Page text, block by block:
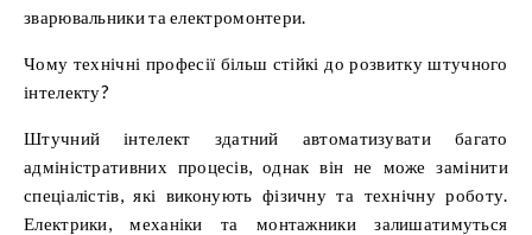
зварювальники та електромонтери.
Чому технічні професії більш стійкі до розвитку штучного
інтелекту?
Штучний інтелект здатний автоматизувати багато
адміністративних процесів, однак він не може замінити
спеціалістів, які виконують фізичну та технічну роботу.
Електрики, механіки та монтажники залишатимуться